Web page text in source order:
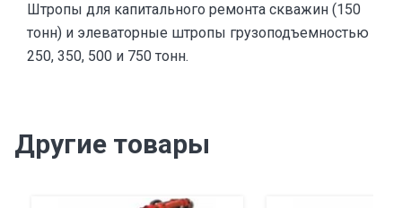
Штропы для капитального ремонта скважин (150
тонн) и элеваторные штропы грузоподъемностью
250, 350, 500 и 750 тонн.
Другие товары